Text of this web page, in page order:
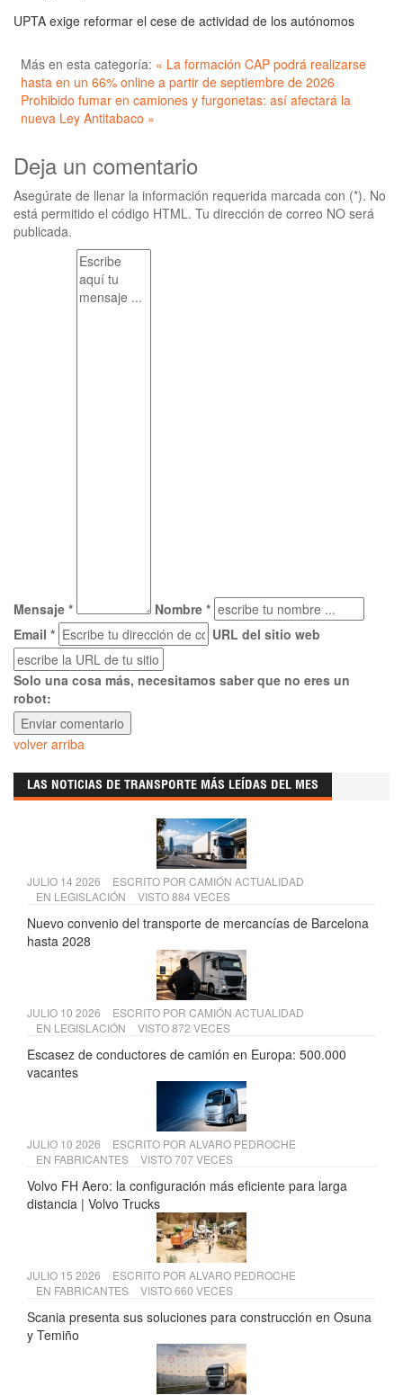
UPTA exige reformar el cese de actividad de los autónomos
Más en esta categoría: « La formación CAP podrá realizarse
hasta en un 66% online a partir de septiembre de 2026
Prohibido fumar en camiones y furgonetas: así afectará la
nueva Ley Antitabaco »
Deja un comentario
Asegúrate de llenar la información requerida marcada con (*). No
está permitido el código HTML. Tu dirección de correo NO será
publicada.
Mensaje *
Nombre *
Email *
URL del sitio web
Solo una cosa más, necesitamos saber que no eres un
robot:
volver arriba
LAS NOTICIAS DE TRANSPORTE MÁS LEÍDAS DEL MES
JULIO 14 2026 ESCRITO POR CAMIÓN ACTUALIDAD
EN LEGISLACIÓN VISTO 884 VECES
Nuevo convenio del transporte de mercancías de Barcelona
hasta 2028
JULIO 10 2026 ESCRITO POR CAMIÓN ACTUALIDAD
EN LEGISLACIÓN VISTO 872 VECES
Escasez de conductores de camión en Europa: 500.000
vacantes
JULIO 10 2026 ESCRITO POR ALVARO PEDROCHE
EN FABRICANTES VISTO 707 VECES
Volvo FH Aero: la configuración más eficiente para larga
distancia | Volvo Trucks
JULIO 15 2026 ESCRITO POR ALVARO PEDROCHE
EN FABRICANTES VISTO 660 VECES
Scania presenta sus soluciones para construcción en Osuna
y Temiño